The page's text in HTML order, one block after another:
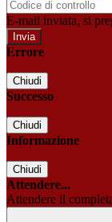
E-mail inviata, si
Errore
Chiudi
Successo
Chiudi
Informazione
Chiudi
Attendere...
Attendere il